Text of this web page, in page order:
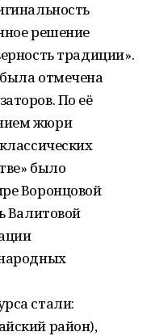
решение
традиции».
отмечена
По её
жюри
было
Воронцовой
Валитовой
стали:
район),